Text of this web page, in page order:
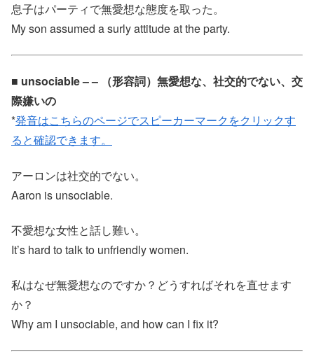
息子はパーティで無愛想な態度を取った。
My son assumed a surly attitude at the party.
■ unsociable – – （形容詞）無愛想な、社交的でない、交
際嫌いの
*発音はこちらのページでスピーカーマークをクリックす
ると確認できます。
アーロンは社交的でない。
Aaron is unsociable.
不愛想な女性と話し難い。
It’s hard to talk to unfriendly women.
私はなぜ無愛想なのですか？どうすればそれを直せます
か？
Why am I unsociable, and how can I fix it?